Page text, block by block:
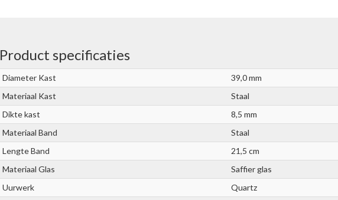
Product specificaties
Diameter Kast
39,0 mm
Materiaal Kast
Staal
Dikte kast
8,5 mm
Materiaal Band
Staal
Lengte Band
21,5 cm
Materiaal Glas
Saffier glas
Uurwerk
Quartz